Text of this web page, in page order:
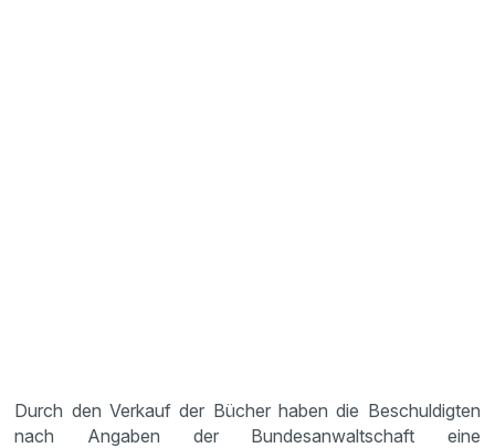
Durch den Verkauf der Bücher haben die Beschuldigten
nach Angaben der Bundesanwaltschaft eine